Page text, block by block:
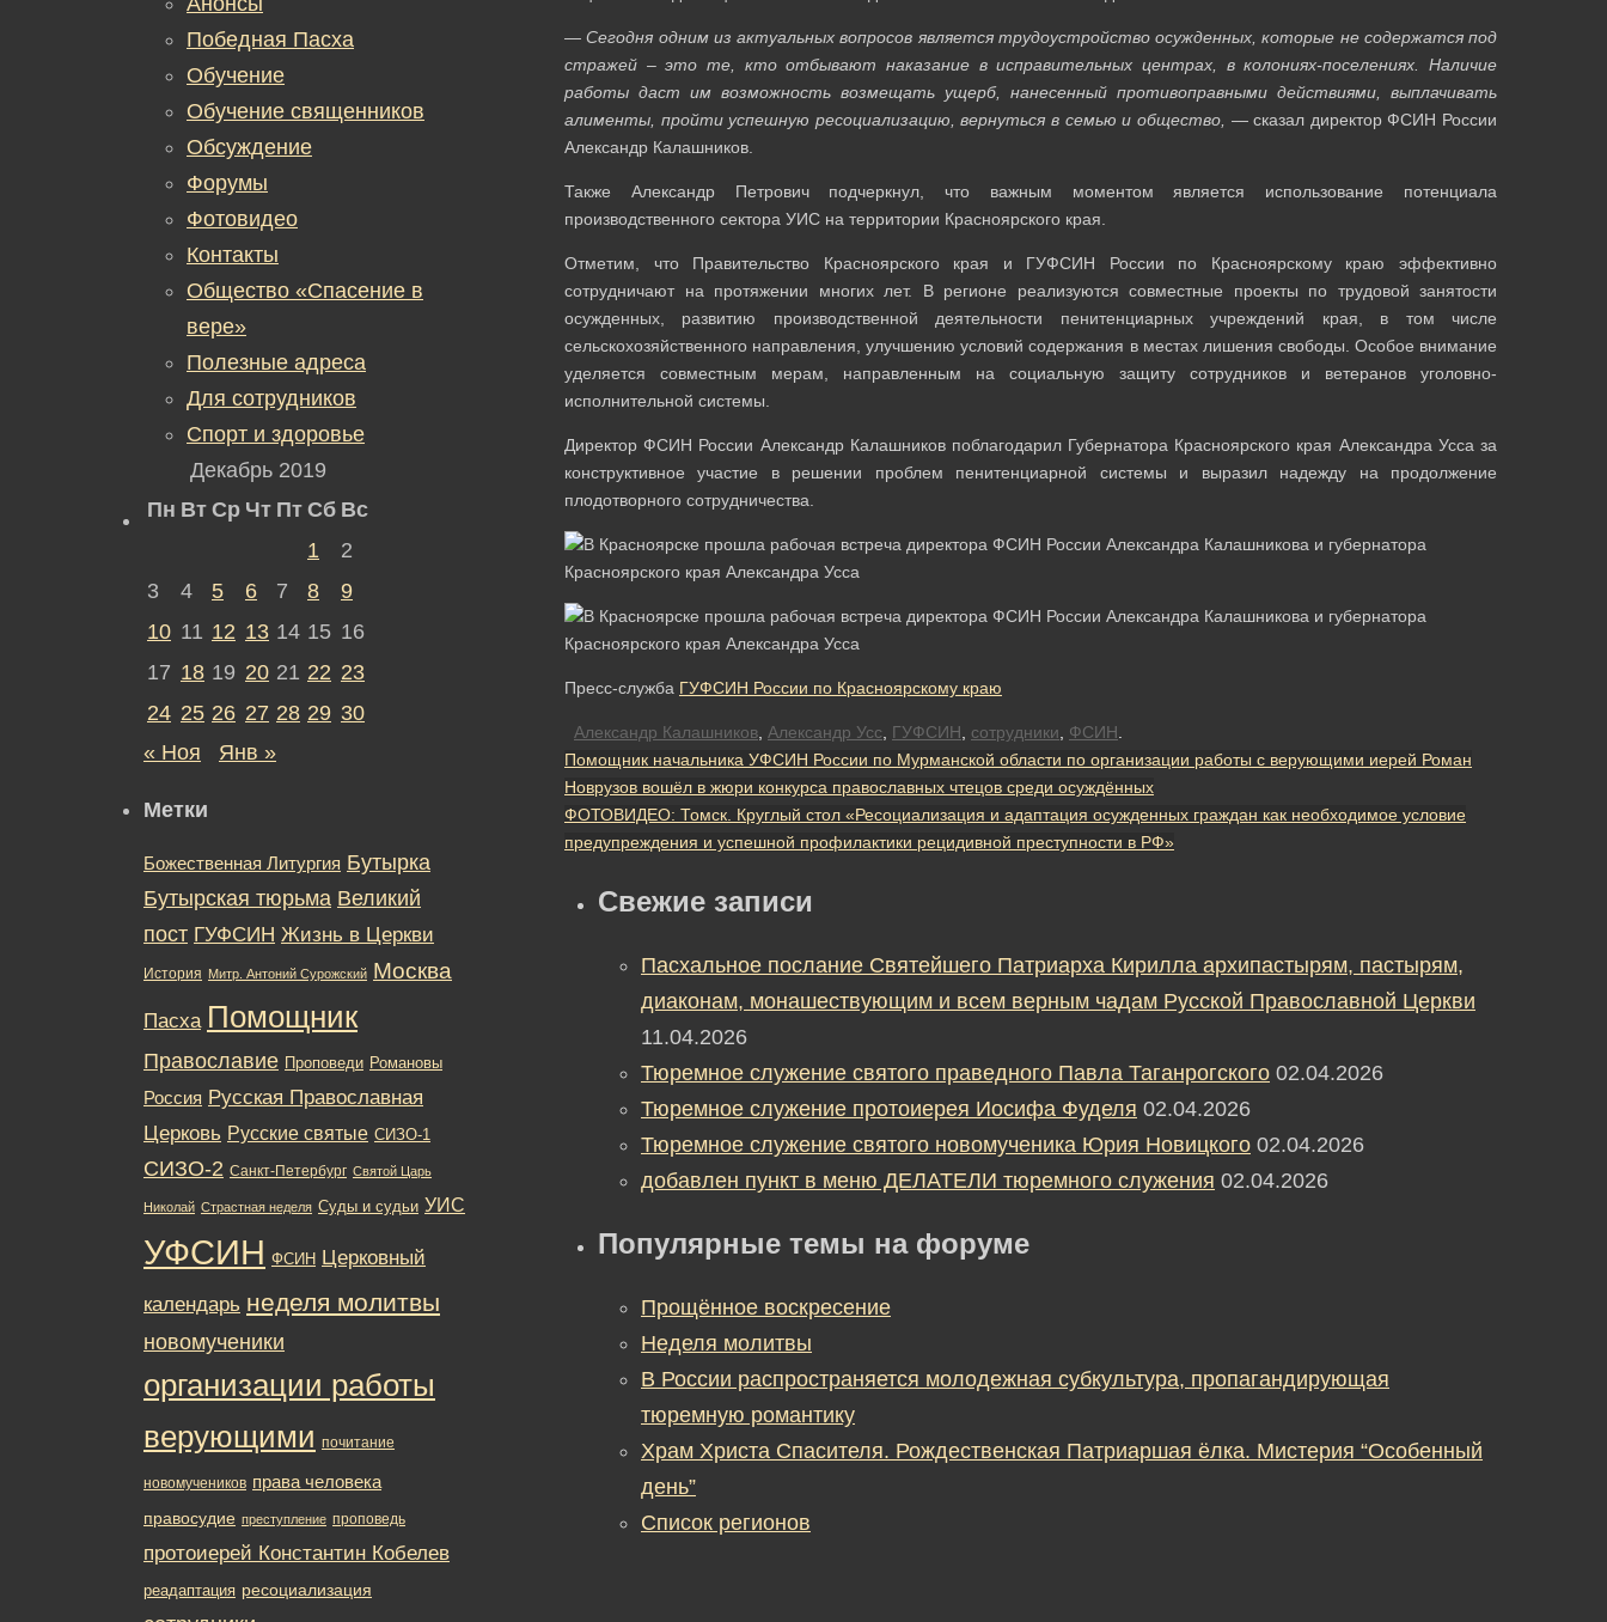
— Сегодня одним из актуальных вопросов является трудоустройство осужденных, которые не содержатся под
стражей – это те, кто отбывают наказание в исправительных центрах, в колониях-поселениях. Наличие
работы даст им возможность возмещать ущерб, нанесенный противоправными действиями, выплачивать
алименты, пройти успешную ресоциализацию, вернуться в семью и общество, — сказал директор ФСИН России
Александр Калашников.
Также Александр Петрович подчеркнул, что важным моментом является использование потенциала
производственного сектора УИС на территории Красноярского края.
Отметим, что Правительство Красноярского края и ГУФСИН России по Красноярскому краю эффективно
сотрудничают на протяжении многих лет. В регионе реализуются совместные проекты по трудовой занятости
осужденных, развитию производственной деятельности пенитенциарных учреждений края, в том числе
сельскохозяйственного направления, улучшению условий содержания в местах лишения свободы. Особое внимание
уделяется совместным мерам, направленным на социальную защиту сотрудников и ветеранов уголовно-
исполнительной системы.
Директор ФСИН России Александр Калашников поблагодарил Губернатора Красноярского края Александра Усса за
конструктивное участие в решении проблем пенитенциарной системы и выразил надежду на продолжение
плодотворного сотрудничества.
Пресс-служба ГУФСИН России по Красноярскому краю
Александр Калашников Александр Усс ГУФСИН сотрудники ФСИН
Помощник начальника УФСИН России по Мурманской области по организации работы с верующими иерей Роман
Новрузов вошёл в жюри конкурса православных чтецов среди осуждённых
ФОТОВИДЕО: Томск. Круглый стол «Ресоциализация и адаптация осужденных граждан как необходимое условие
предупреждения и успешной профилактики рецидивной преступности в РФ»
Свежие записи
Пасхальное послание Святейшего Патриарха Кирилла архипастырям, пастырям,
диаконам, монашествующим и всем верным чадам Русской Православной Церкви
11.04.2026
Тюремное служение святого праведного Павла Таганрогского 02.04.2026
Тюремное служение протоиерея Иосифа Фуделя 02.04.2026
Тюремное служение святого новомученика Юрия Новицкого 02.04.2026
добавлен пункт в меню ДЕЛАТЕЛИ тюремного служения 02.04.2026
Популярные темы на форуме
Прощённое воскресение
Неделя молитвы
В России распространяется молодежная субкультура, пропагандирующая
тюремную романтику
Храм Христа Спасителя. Рождественская Патриаршая ёлка. Мистерия “Особенный
день”
Список регионов
Победная Пасха
Обучение
Обучение священников
Обсуждение
Форумы
Фотовидео
Контакты
Общество «Спасение в
вере»
Полезные адреса
Для сотрудников
Спорт и здоровье
Декабрь 2019
Пн Вт Ср Чт Пт Сб Вс
1
2
3
4 5 6 7 8
9
10 11 12 13 14 15 16
17 18 19 20 21 22 23
24 25 26 27 28 29 30
« Ноя
Янв »
Метки
Божественная Литургия Бутырка
Бутырская тюрьма Великий
пост ГУФСИН Жизнь в Церкви
История Митр. Антоний Сурожский Москва
Пасха Помощник
Православие Проповеди Романовы
Россия Русская Православная
Церковь Русские святые СИЗО-1
СИЗО-2 Санкт-Петербург Святой Царь
Николай Страстная неделя Суды и судьи УИС
УФСИН ФСИН Церковный
календарь неделя молитвы
новомученики
организации работы
верующими почитание
новомучеников права человека
правосудие преступление проповедь
протоиерей Константин Кобелев
реадаптация ресоциализация